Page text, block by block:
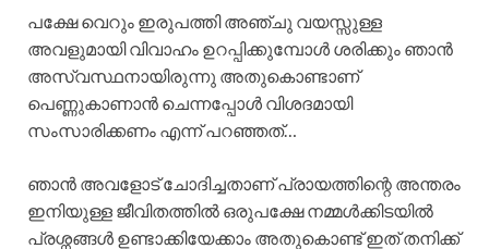
പക്ഷേ വെറും ഇരുപത്തി അഞ്ചു വയസ്സുള്ള
അവളുമായി വിവാഹം ഉറപ്പിക്കുമ്പോൾ ശരിക്കും ഞാൻ
അസ്വസ്ഥനായിരുന്നു അതുകൊണ്ടാണ്
പെണ്ണുകാണാൻ ചെന്നപ്പോൾ വിശദമായി
സംസാരിക്കണം എന്ന് പറഞ്ഞത്…
ഞാൻ അവളോട് ചോദിച്ചതാണ് പ്രായത്തിന്റെ അന്തരം
ഇനിയുള്ള ജീവിതത്തിൽ ഒരുപക്ഷേ നമ്മൾക്കിടയിൽ
പ്രശ്നങ്ങൾ ഉണ്ടാക്കിയേക്കാം അതുകൊണ്ട് ഇത് തനിക്ക്